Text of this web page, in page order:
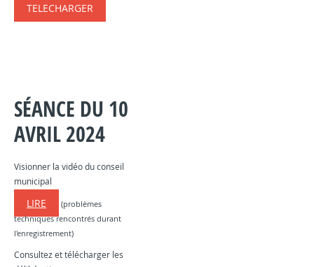
TELECHARGER
SÉANCE DU 10
AVRIL 2024
Visionner la vidéo du conseil
municipal
LIRE
(problèmes
techniques rencontrés durant
l'enregistrement)
Consultez et télécharger les